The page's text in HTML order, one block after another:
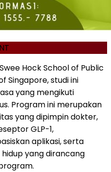
Hock School of Public
Singapore, studi ini
yang mengikuti
Program ini merupakan
yang dipimpin dokter,
GLP-1,
aplikasi, serta
yang dirancang